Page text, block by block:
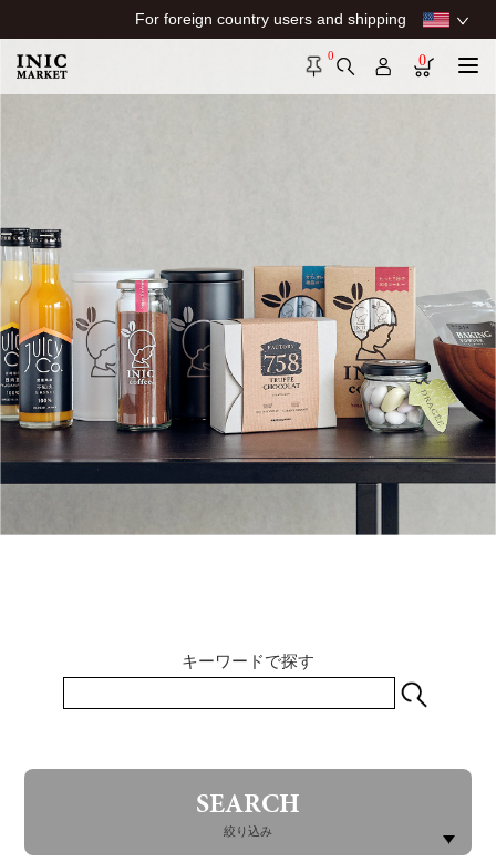
For foreign country users and shipping
0 0
キーワードで探す
SEARCH
絞り込み